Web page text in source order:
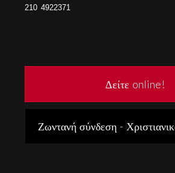
210 4922371
Δείτε online!
Ζωντανή σύνδεση -